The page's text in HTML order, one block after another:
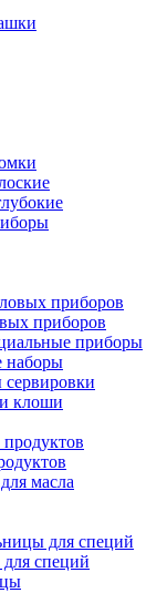
приборов
приборы
наборы
клоши
масла
для специй
специй